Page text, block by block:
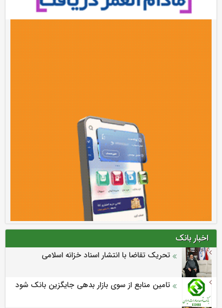
اخبار بانک
تحریک تقاضا با انتشار اسناد خزانه اسلامی
تامین منابع از سوی بازار بدهی جایگزین بانک شود